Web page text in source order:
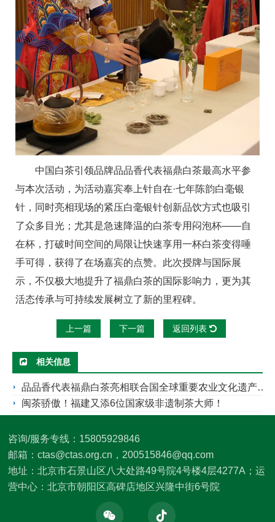
中国白茶引领品牌品品香代表福鼎白茶最高水平参
与本次活动，为活动嘉宾奉上针自在·七年陈韵白毫银
针，同时亮相现场的紧压白毫银针创新品饮方式也吸引
了众多目光；尤其是急速降温的白茶专用闷泡杯——自
在杯，打破时间空间的局限让快速享用一杯白茶变得唾
手可得，获得了在场嘉宾的点赞。此次授牌与国际展
示，不仅极大地提升了福鼎白茶的国际影响力，更为其
活态传承与可持续发展树立了新的里程碑。
上一篇 下一篇 返回列表
相关信息
品品香代表福鼎白茶亮相联合国全球重要农业文化遗产授牌仪式活动
闽茶骄傲！福建又添6位国家级非遗制茶大师！
咨询/服务专线：15805929846
邮箱：ctas@ctas.org.cn，200515846@qq.com
地址：北京市石景山区八大处路49号院4号楼4层4277A；运
营中心：北京市朝阳区高碑店地区兴隆中街6号院